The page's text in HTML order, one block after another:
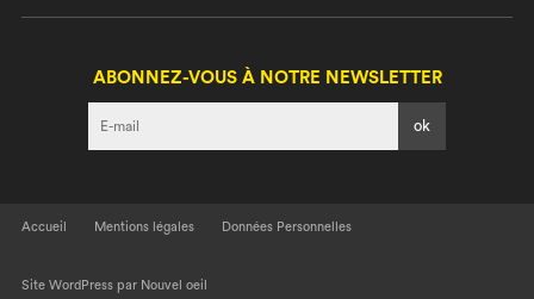
ABONNEZ-VOUS À NOTRE NEWSLETTER
I agree terms and conditions.*
Accueil Mentions légales Données Personnelles
Site WordPress par Nouvel oeil